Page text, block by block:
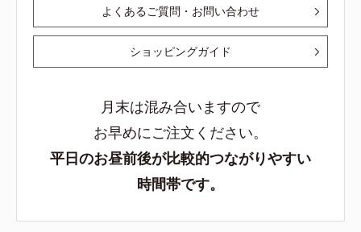
よくあるご質問・お問い合わせ
ショッピングガイド
月末は混み合いますので
お早めにご注文ください。
平日のお昼前後が比較的つながりやすい
時間帯です。